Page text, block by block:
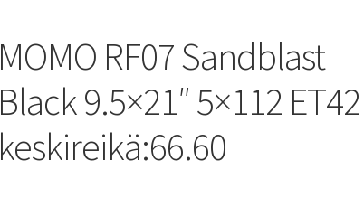
MOMO RF07 Sandblast
Black 9.5×21″ 5×112 ET42
keskireikä:66.60